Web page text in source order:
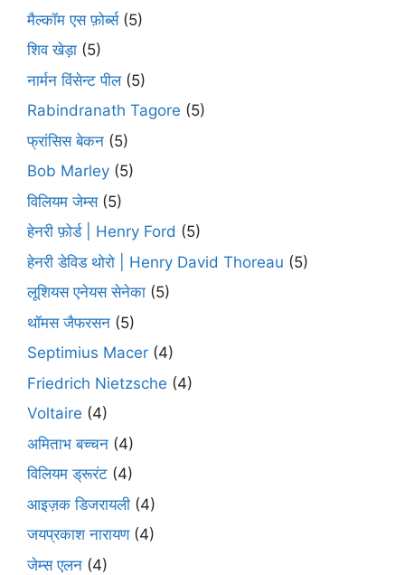
मैल्कॉम एस फ़ोर्ब्स(5)
शिव खेड़ा (5)
नार्मन विंसेन्ट पील(5)
Rabindranath Tagore (5)
फ्रांसिस बेकन (5)
Bob Marley (5)
विलियम जेम्स(5)
हेनरी फ़ोर्ड | Henry Ford (5)
हेनरी डेविड थोरो | Henry David Thoreau (5)
लूशियस एनेयस सेनेका (5)
थॉमस जैफरसन (5)
Septimius Macer (4)
Friedrich Nietzsche (4)
Voltaire (4)
अमिताभ बच्चन (4)
विलियम ड्रूरंट (4)
आइज़क डिजरायली (4)
जयप्रकाश नारायण(4)
जेम्स एलन (4)